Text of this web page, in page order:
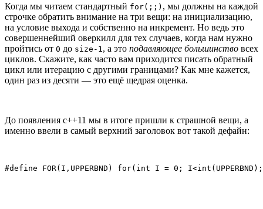
Когда мы читаем стандартный for(;;) , мы должны на каждой
строчке обратить внимание на три вещи: на инициализацию,
на условие выхода и собственно на инкремент. Но ведь это
совершеннейший оверкилл для тех случаев, когда нам нужно
пройтись от 0 до size-1 , а это подавляющее большинство всех
циклов. Скажите, как часто вам приходится писать обратный
цикл или итерацию с другими границами? Как мне кажется,
один раз из десяти — это ещё щедрая оценка.
До появления c++11 мы в итоге пришли к страшной вещи, а
именно ввели в самый верхний заголовок вот такой дефайн:
#define FOR(I,UPPERBND) for(int I = 0;